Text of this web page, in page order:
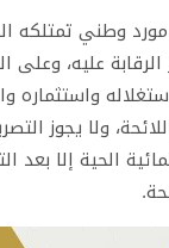
مورد وطني تمتلكه
عليه، وعلى
واستثماره
ولا يجوز
الحية إلا بعد